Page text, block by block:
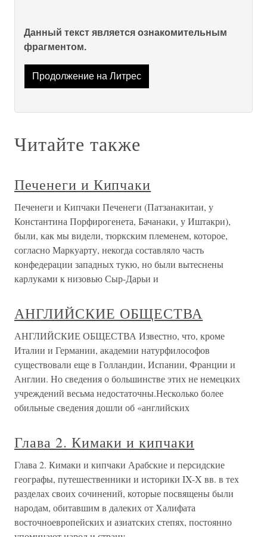
Данный текст является ознакомительным
фрагментом.
Продолжение на Литрес
Читайте также
Печенеги и Кипчаки
Печенеги и Кипчаки Печенеги (Патзанакитаи, у
Константина Порфирогенета, Бачанаки, у Иштакри),
были, как мы видели, тюркским племенем, которое,
согласно Маркуарту, некогда составляло часть
конфедерации западных тукю, но были вытеснены
карлуками к низовью Сыр-Дарьи и
АНГЛИЙСКИЕ ОБЩЕСТВА
АНГЛИЙСКИЕ ОБЩЕСТВА Известно, что, кроме
Италии и Германии, академии натурфилософов
существовали еще в Голландии, Испании, Франции и
Англии. Но сведения о большинстве этих не немецких
учреждений весьма недостаточны.Несколько более
обильные сведения дошли об «английских
Глава 2. Кимаки и кипчаки
Глава 2. Кимаки и кипчаки Арабские и персидские
географы, путешественники и историки IX-X вв. в тех
разделах своих сочинений, которые посвящены были
народам, обитавшим в далеких от Халифата
восточноевропейских и азиатских степях, постоянно